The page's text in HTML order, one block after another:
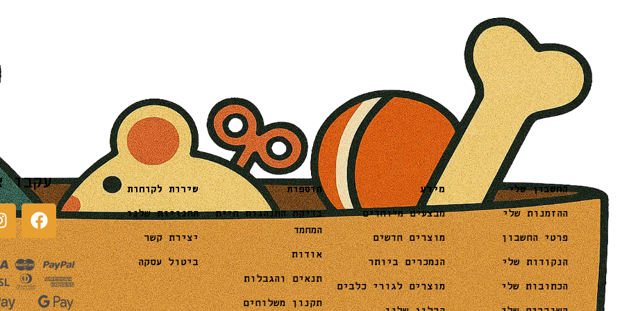
החשבון שלי
ההזמנות שלי
פרטי החשבון
הנקודות שלי
הכתובות שלי
מידע
מבצעים מיוחדים
מוצרים חדשים
הנמכרים ביותר
מוצרים לגורי כלבים
תוספות
בדיקת התנהגות חיית
המחמד
אודות
תנאים והגבלות
תקנון משלוחים
שירות לקוחות
החנויות שלנו
יצירת קשר
ביטול עסקה
עקבו